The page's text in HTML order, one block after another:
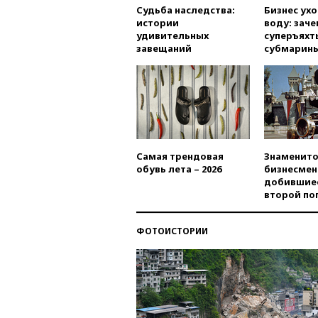
Судьба наследства:
истории
удивительных
завещаний
Бизнес
воду:
Самая трендовая
обувь лета – 2026
второй
ФОТОИСТОРИИ